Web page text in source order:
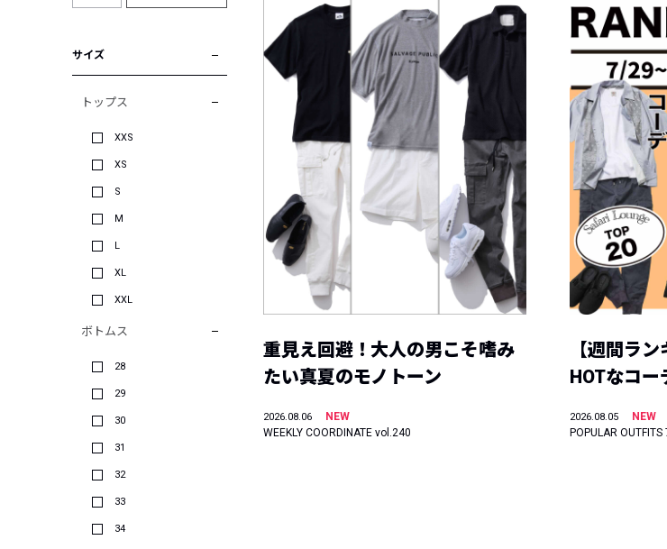
サイズ
トップス
XXS
XS
S
M
L
XL
XXL
ボトムス
28
29
30
31
32
33
34
重見え回避！大人の男こそ嗜み
たい真夏のモノトーン
2026.08.06
NEW
WEEKLY COORDINATE vol.240
【週間ラ
HOTなコー
2026.08.05
NEW
POPULAR